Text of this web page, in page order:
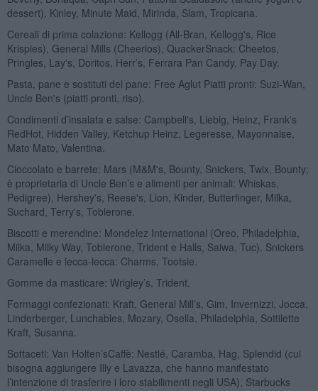
dessert), Kinley, Minute Maid, Mirinda, Slam, Tropicana.
Cereali di prima colazione: Kellogg (All-Bran, Kellogg's, Rice
Krispies), General Mills (Cheerios), QuackerSnack: Cheetos,
Pringles, Lay's, Doritos, Herr’s, Ferrara Pan Candy, Pay Day.
Pasta, pane e sostituti del pane: Free Aglut Piatti pronti: Suzi-Wan,
Uncle Ben's (piatti pronti, riso).
Condimenti d’insalata e salse: Campbell's, Liebig, Heinz, Frank's
RedHot, Hidden Valley, Ketchup Heinz, Legeresse, Mayonnaise,
Mato Mato, Valentina.
Cioccolato e barrete: Mars (M&M's, Bounty, Snickers, Twix, Bounty;
è proprietaria di Uncle Ben’s e alimenti per animali: Whiskas,
Pedigree), Hershey's, Reese's, Lion, Kinder, Butterfinger, Milka,
Suchard, Terry's, Toblerone.
Biscotti e merendine: Mondelez International (Oreo, Philadelphia,
Milka, Milky Way, Toblerone, Trident e Halls, Saiwa, Tuc). Snickers
Caramelle e lecca-lecca: Charms, Tootsie.
Gomme da masticare: Wrigley’s, Trident.
Formaggi confezionati: Kraft, General Mill’s, Gim, Invernizzi, Jocca,
Linderberger, Lunchables, Mozary, Osella, Philadelphia, Sottilette
Kraft, Susanna.
Sottaceti: Van Holten’sCaffè: Nestlé, Caramba, Hag, Splendid (cui
bisogna aggiungere Illy e Lavazza, che hanno manifestato
l’intenzione di trasferire i loro stabilimenti negli USA), Starbucks